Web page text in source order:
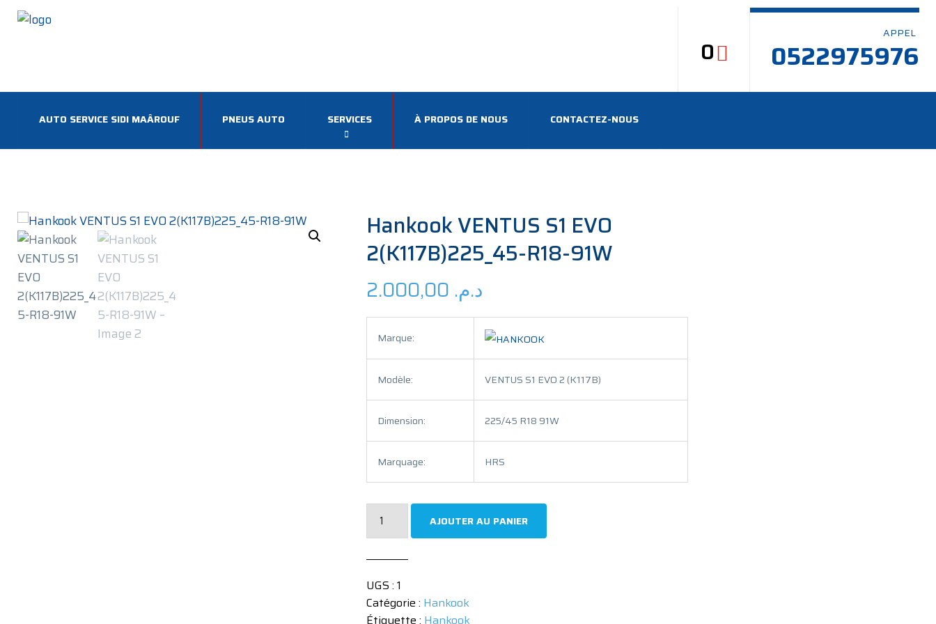
0
APPEL
0522975976
AUTO SERVICE SIDI MAÂROUF PNEUS AUTO SERVICES À PROPOS DE NOUS CONTACTEZ-NOUS
Hankook VENTUS S1 EVO
2(K117B)225_45-R18-91W
د.م.
Marque:
Modèle: VENTUS S1 EVO 2 (K117B)
Dimension: 225/45 R18 91W
Marquage: HRS
S1
EVO
AJOUTER AU PANIER
UGS : 1
Catégorie : Hankook
Étiquette : Hankook